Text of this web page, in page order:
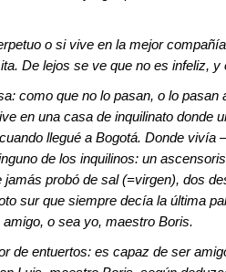
o si vive en la mejor
De lejos se ve que no es infeliz, y
como que no lo pasan, o lo pasan
en una casa de inquilinato donde
llegué a Bogotá. Donde vivía
de los inquilinos: un
jamás probó de sal (=virgen), dos
sur que siempre decía la última
o sea yo, maestro Boris.
de entuertos: es capaz de ser